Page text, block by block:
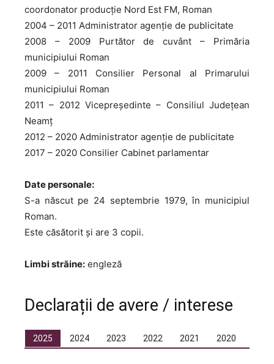
coordonator producție Nord Est FM, Roman
2004 – 2011 Administrator agenție de publicitate
2008 – 2009 Purtător de cuvânt – Primăria
municipiului Roman
2009 – 2011 Consilier Personal al Primarului
municipiului Roman
2011 – 2012 Vicepreședinte – Consiliul Județean
Neamț
2012 – 2020 Administrator agenție de publicitate
2017 – 2020 Consilier Cabinet parlamentar
Date personale:
S-a născut pe 24 septembrie 1979, în municipiul
Roman.
Este căsătorit și are 3 copii.
Limbi străine: engleză
Declarații de avere / interese
2025 2024 2023 2022 2021 2020